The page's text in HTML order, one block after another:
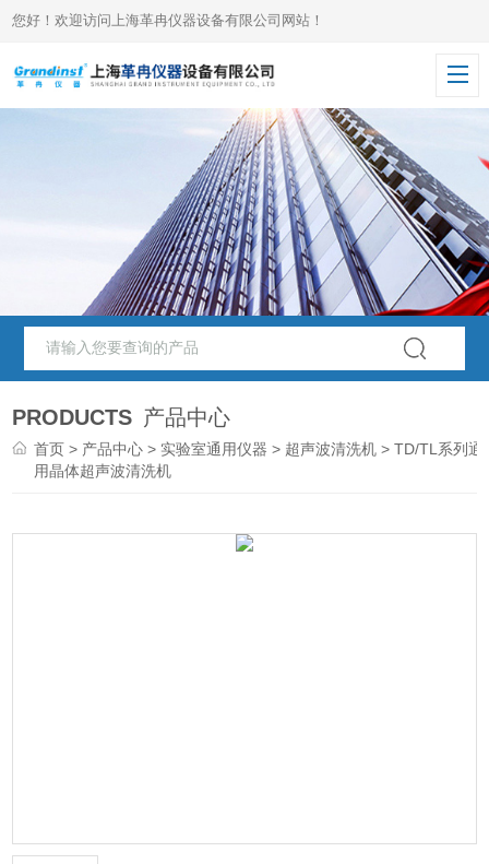
您好！欢迎访问上海革冉仪器设备有限公司网站！
PRODUCTS 产品中心
首页 > 产品中心 > 实验室通用仪器 > 超声波清洗机 > TD/TL系列通
用晶体超声波清洗机